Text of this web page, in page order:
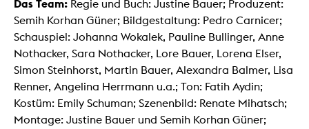
Das Team: Regie und Buch: Justine Bauer; Produzent:
Semih Korhan Güner; Bildgestaltung: Pedro Carnicer;
Schauspiel: Johanna Wokalek, Pauline Bullinger, Anne
Nothacker, Sara Nothacker, Lore Bauer, Lorena Elser,
Simon Steinhorst, Martin Bauer, Alexandra Balmer, Lisa
Renner, Angelina Herrmann u.a.; Ton: Fatih Aydin;
Kostüm: Emily Schuman; Szenenbild: Renate Mihatsch;
Montage: Justine Bauer und Semih Korhan Güner;